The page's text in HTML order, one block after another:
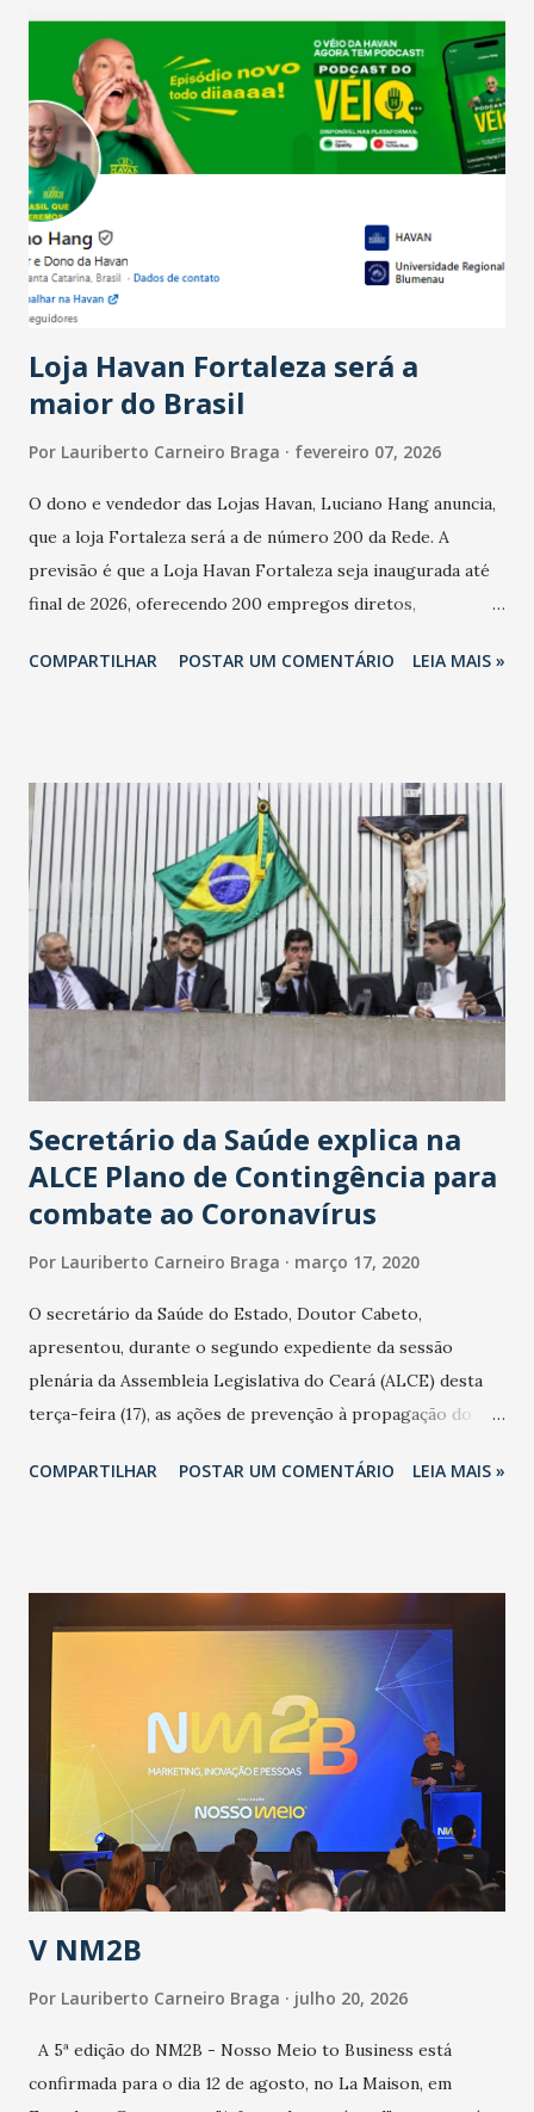
confraternizações de fim de ano e pelo pagamento do 13º
Salário para um número maior de trabalhadores, já que o
país tem a menor taxa de desemprego dos anos recentes.
Ainda segundo a Pesquisa, em novembro de 2025, 40% dos
bares e restaurantes operaram com lucro e outros 40%
registraram equilíbrio financeiro. Já o percentual de
estabelecimentos no prejuízo ficou em 19%, pouco abaixo
do observado no mês anterior. Outros 1% não existiam em
novembro. Em relação a outubro, o faturamento também
Loja Havan Fortaleza será a
maior do Brasil
Por Lauriberto Carneiro Braga fevereiro 07, 2026
O dono e vendedor das Lojas Havan, Luciano Hang anuncia,
que a loja Fortaleza será a de número 200 da Rede. A
previsão é que a Loja Havan Fortaleza seja inaugurada até
final de 2026, oferecendo 200 empregos diretos,
Havan Fortaleza ainda não foi anunciada oficialmente, mas
COMPARTILHAR POSTAR UM COMENTÁRIO LEIA MAIS »
Secretário da Saúde explica na
ALCE Plano de Contingência para
combate ao Coronavírus
Por Lauriberto Carneiro Braga março 17, 2020
O secretário da Saúde do Estado, Doutor Cabeto,
apresentou, durante o segundo expediente da sessão
plenária da Assembleia Legislativa do Ceará (ALCE) desta
terça-feira (17), as ações de prevenção à propagação do
adotadas pelo Governo do Estado na contenção da
população suspeita e de cuidados com os ambientes
públicos e domiciliares. “Nós não estamos vivendo uma
epidemia comum, como temos em todos os anos, com
aumento de casos de dengue, influenza ou H1N1. Trata-se
de uma epidemia com um vírus diferente, com um poder de
contaminação maior que outros coronavírus”, apontou o
secretário. Segundo ele, é uma epidemia com chance de
contaminação alta, podendo gerar um grande risco à
população e ao sistema de saúde. “Precisamos saber fazer a
estratificação do risco da doença, para não so...
COMPARTILHAR POSTAR UM COMENTÁRIO LEIA MAIS »
V NM2B
Por Lauriberto Carneiro Braga julho 20, 2026
A 5ª edição do NM2B - Nosso Meio to Business está
confirmada para o dia 12 de agosto, no La Maison, em